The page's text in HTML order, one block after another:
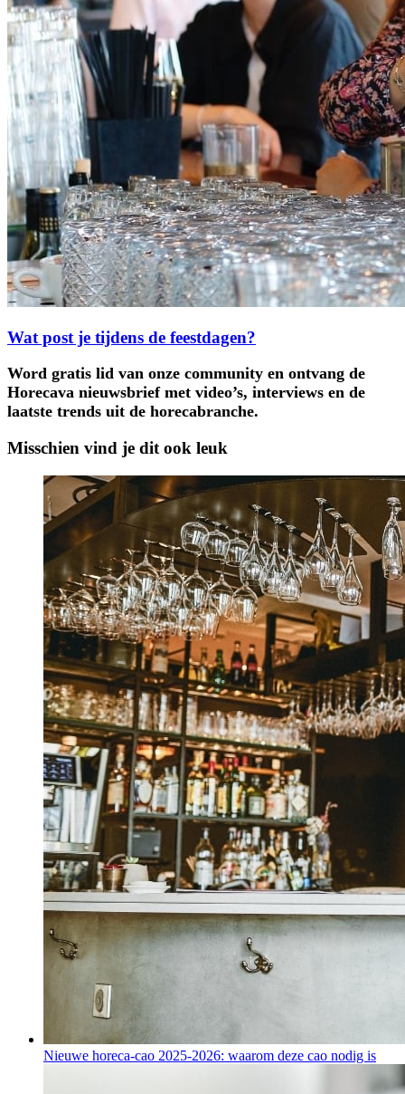
Wat post je tijdens de feestdagen?
Word gratis lid van onze community en ontvang de
Horecava nieuwsbrief met video’s, interviews en de
laatste trends uit de horecabranche.
Misschien vind je dit ook leuk
Nieuwe horeca-cao 2025-2026: waarom deze cao nodig is